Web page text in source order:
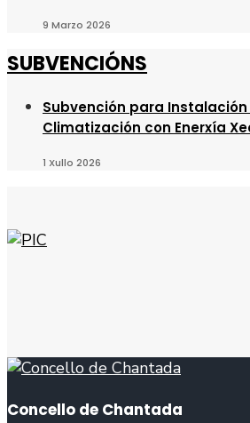
9 Marzo 2026
SUBVENCIÓNS
Subvención para
Climatización con Enerxía
1 Xullo 2026
Concello de Chantada